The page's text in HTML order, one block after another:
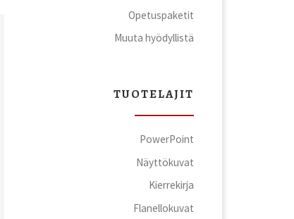
Opetuspaketit
Muuta hyödyllistä
TUOTELAJIT
PowerPoint
Näyttökuvat
Kierrekirja
Flanellokuvat